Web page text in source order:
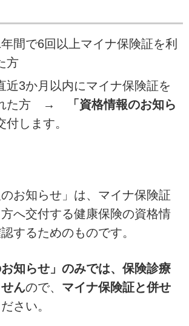
年間で6回以上マイナ保険証を利
方
近3か月以内にマイナ保険証を
た方 →
「資格情報のお知ら
付します。
お知らせ」は、マイナ保険証
へ交付する健康保険の資格情
するためのものです。
お知らせ」のみでは、保険診療
んので、 マイナ保険証と併せ
さい。